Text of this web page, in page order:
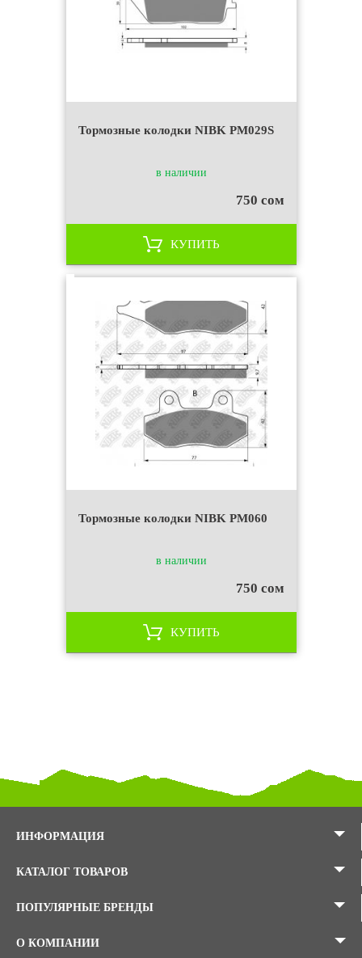
Тормозные колодки NIBK PM029S
в наличии
750 сом
КУПИТЬ
Тормозные колодки NIBK PM060
в наличии
750 сом
КУПИТЬ
ИНФОРМАЦИЯ
КАТАЛОГ ТОВАРОВ
ПОПУЛЯРНЫЕ БРЕНДЫ
О КОМПАНИИ